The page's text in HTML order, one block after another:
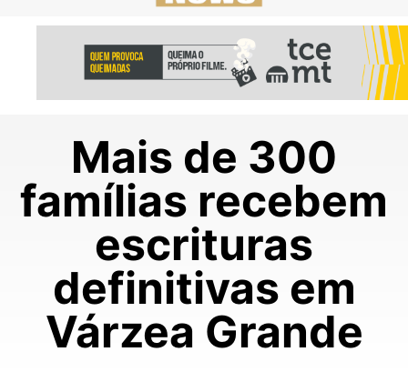
Mais de 300
famílias recebem
escrituras
definitivas em
Várzea Grande